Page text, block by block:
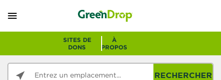
SITES DE
DONS
À
PROPOS
RECHERCHER